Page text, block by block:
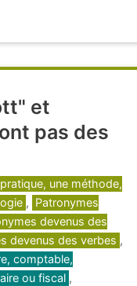
et
pas des
une méthode,
, Patronymes
devenus des
devenus des verbes ,
comptable,
ou fiscal ,